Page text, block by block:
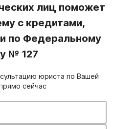
лиц поможет
с кредитами,
по Федеральному
№ 127
юриста по Вашей
сейчас